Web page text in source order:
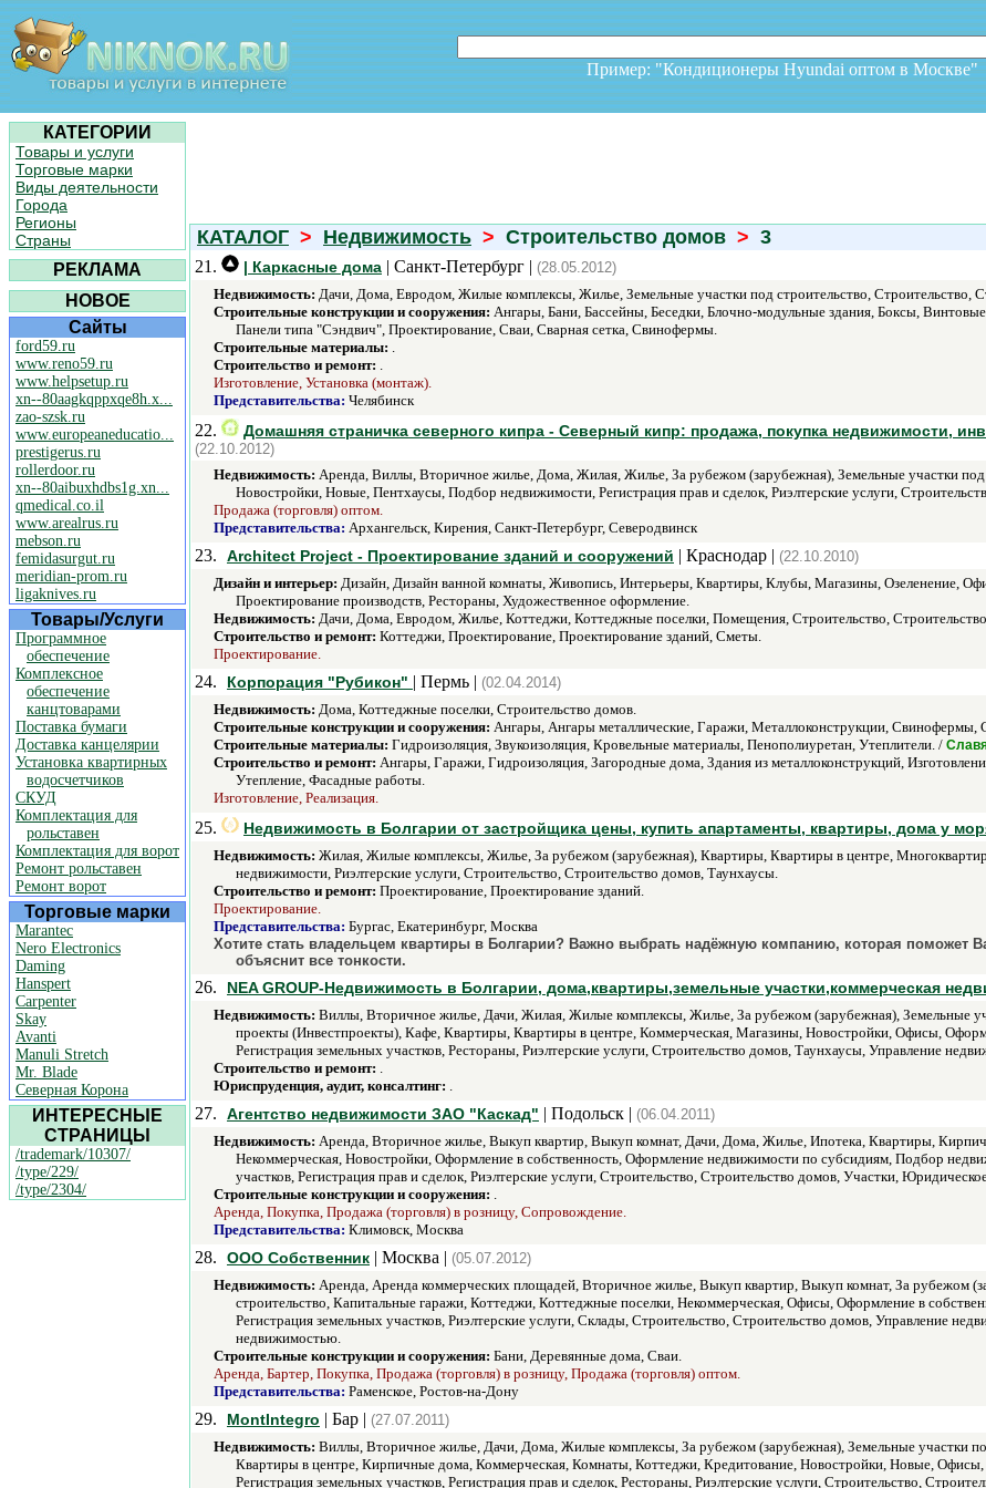
Пример: "Кондиционеры Hyundai оптом в
КАТЕГОРИИ
Товары и услуги
Торговые марки
Виды деятельности
Города
Регионы
Страны
РЕКЛАМА
НОВОЕ
Сайты
ford59.ru
www.reno59.ru
www.helpsetup.ru
xn--80aagkqppxqe8h.x...
zao-szsk.ru
www.europeaneducatio...
prestigerus.ru
rollerdoor.ru
xn--80aibuxhdbs1g.xn...
qmedical.co.il
www.arealrus.ru
mebson.ru
femidasurgut.ru
meridian-prom.ru
ligaknives.ru
Товары/Услуги
Программное
обеспечение
Комплексное
обеспечение
канцтоварами
Поставка бумаги
Доставка канцелярии
Установка квартирных
водосчетчиков
СКУД
Комплектация для
рольставен
Комплектация для ворот
Ремонт рольставен
Ремонт ворот
Торговые марки
Marantec
Nero Electronics
Daming
Hanspert
Carpenter
Skay
Avanti
Manuli Stretch
Mr. Blade
Северная Корона
ИНТЕРЕСНЫЕ
СТРАНИЦЫ
/trademark/10307/
/type/229/
/type/2304/
КАТАЛОГ > Недвижимость > Строительство домов > 3
21.
| Каркасные дома | Санкт-Петербург | (28.05.2012)
Недвижимость: Дачи, Дома, Евродом, Жилые комплексы, Жилье, Земельные участки под строительство, Строительство,
Строительные конструкции и сооружения: Ангары, Бани, Бассейны, Беседки, Блочно-модульные здания, Боксы,
Панели типа "Сэндвич", Проектирование, Сваи, Сварная сетка, Свинофермы.
Строительные материалы: .
Строительство и ремонт: .
Изготовление, Установка (монтаж).
Представительства: Челябинск
22. Домашняя страничка северного кипра - Северный кипр: продажа, покупка недвижимости,
(22.10.2012)
Недвижимость: Аренда, Виллы, Вторичное жилье, Дома, Жилая, Жилье, За рубежом (зарубежная), Земельные участки
Новостройки, Новые, Пентхаусы, Подбор недвижимости, Регистрация прав и сделок, Риэлтерские услуги,
Продажа (торговля) оптом.
Представительства: Архангельск, Кирения, Санкт-Петербург, Северодвинск
23. Architect Project - Проектирование зданий и сооружений | Краснодар | (22.10.2010)
Дизайн и интерьер: Дизайн, Дизайн ванной комнаты, Живопись, Интерьеры, Квартиры, Клубы, Магазины, Озеленение,
Проектирование производств, Рестораны, Художественное оформление.
Недвижимость: Дачи, Дома, Евродом, Жилье, Коттеджи, Коттеджные поселки, Помещения, Строительство,
Строительство и ремонт: Коттеджи, Проектирование, Проектирование зданий, Сметы.
Проектирование.
24. Корпорация "Рубикон" | Пермь | (02.04.2014)
Недвижимость: Дома, Коттеджные поселки, Строительство домов.
Строительные конструкции и сооружения: Ангары, Ангары металлические, Гаражи, Металлоконструкции,
Строительные материалы: Гидроизоляция, Звукоизоляция, Кровельные материалы, Пенополиуретан, Утеплители. /
Строительство и ремонт: Ангары, Гаражи, Гидроизоляция, Загородные дома, Здания из металлоконструкций,
Утепление, Фасадные работы.
Изготовление, Реализация.
25. Недвижимость в Болгарии от застройщика цены, купить апартаменты, квартиры, дома у
Недвижимость: Жилая, Жилые комплексы, Жилье, За рубежом (зарубежная), Квартиры, Квартиры в центре,
недвижимости, Риэлтерские услуги, Строительство, Строительство домов, Таунхаусы.
Строительство и ремонт: Проектирование, Проектирование зданий.
Проектирование.
Представительства: Бургас, Екатеринбург, Москва
Хотите стать владельцем квартиры в Болгарии? Важно выбрать надёжную компанию, которая поможет
объяснит все тонкости.
26. NEA GROUP-Недвижимость в Болгарии, дома,квартиры,земельные участки,коммерческая
Недвижимость: Виллы, Вторичное жилье, Дачи, Жилая, Жилые комплексы, Жилье, За рубежом (зарубежная), Земельные
проекты (Инвестпроекты), Кафе, Квартиры, Квартиры в центре, Коммерческая, Магазины, Новостройки, Офисы,
Регистрация земельных участков, Рестораны, Риэлтерские услуги, Строительство домов, Таунхаусы, Управление
Строительство и ремонт: .
Юриспруденция, аудит, консалтинг: .
27. Агентство недвижимости ЗАО "Каскад" | Подольск | (06.04.2011)
Недвижимость: Аренда, Вторичное жилье, Выкуп квартир, Выкуп комнат, Дачи, Дома, Жилье, Ипотека, Квартиры,
Некоммерческая, Новостройки, Оформление в собственность, Оформление недвижимости по субсидиям, Подбор
участков, Регистрация прав и сделок, Риэлтерские услуги, Строительство, Строительство домов, Участки,
Строительные конструкции и сооружения: .
Аренда, Покупка, Продажа (торговля) в розницу, Сопровождение.
Представительства: Климовск, Москва
28. ООО Собственник | Москва | (05.07.2012)
Недвижимость: Аренда, Аренда коммерческих площадей, Вторичное жилье, Выкуп квартир, Выкуп комнат, За рубежом
строительство, Капитальные гаражи, Коттеджи, Коттеджные поселки, Некоммерческая, Офисы, Оформление в
Регистрация земельных участков, Риэлтерские услуги, Склады, Строительство, Строительство домов, Управление
недвижимостью.
Строительные конструкции и сооружения: Бани, Деревянные дома, Сваи.
Аренда, Бартер, Покупка, Продажа (торговля) в розницу, Продажа (торговля) оптом.
Представительства: Раменское, Ростов-на-Дону
29. MontIntegro | Бар | (27.07.2011)
Недвижимость: Виллы, Вторичное жилье, Дачи, Дома, Жилые комплексы, За рубежом (зарубежная), Земельные участки
Квартиры в центре, Кирпичные дома, Коммерческая, Комнаты, Коттеджи, Кредитование, Новостройки, Новые,
Регистрация земельных участков, Регистрация прав и сделок, Рестораны, Риэлтерские услуги, Строительство,